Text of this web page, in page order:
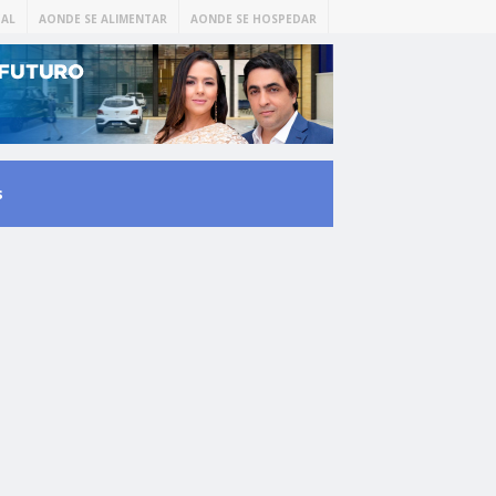
AONDE SE ALIMENTAR AONDE SE HOSPEDAR